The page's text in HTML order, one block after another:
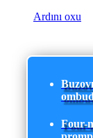
Ardını oxu
Four-